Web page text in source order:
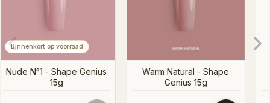
Warm Natural - Shape
Genius 15g